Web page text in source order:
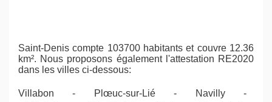
Saint-Denis compte 103700 habitants et couvre 12.36
km². Nous proposons également l'attestation RE2020
dans les villes ci-dessous:
Villabon - Plœuc-sur-Lié - Navilly -